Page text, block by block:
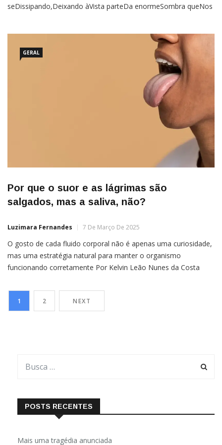
seDissipando,Deixando àVista parteDa enormeSombra queNos
seEspreguiçaInaugurandoMais um diaCheio de promessasNa
GERAL
Por que o suor e as lágrimas são
salgados, mas a saliva, não?
Luzimara Fernandes 7 De Março De 2025
O gosto de cada fluido corporal não é apenas uma curiosidade,
mas uma estratégia natural para manter o organismo
funcionando corretamente Por Kelvin Leão Nunes da Costa
gosto salgado, mas nunca sentiu o mesmo ao engolir saliva.
Isso pode ter levado à pergunta: por que […]
1 2 NEXT
POSTS RECENTES
Mais uma tragédia anunciada